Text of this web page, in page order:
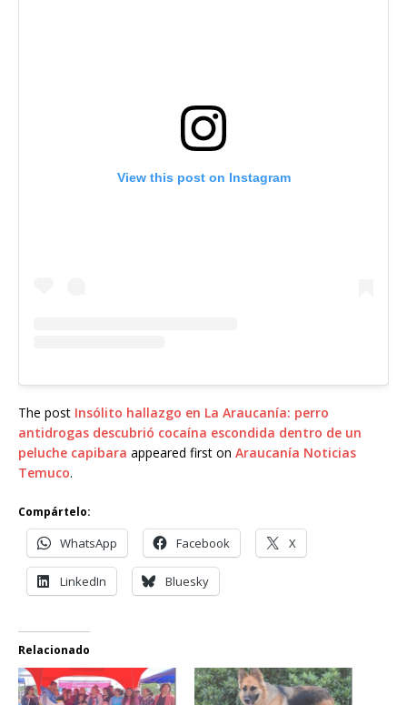
View this post on Instagram
The post Insólito hallazgo en La Araucanía: perro
antidrogas descubrió cocaína escondida dentro de un
peluche capibara appeared first on Araucanía Noticias
Temuco.
Compártelo:
WhatsApp Facebook X
LinkedIn Bluesky
Relacionado